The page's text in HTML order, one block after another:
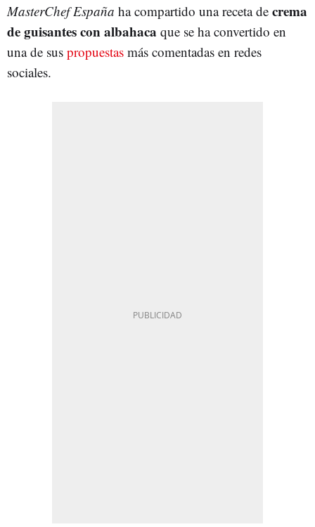
MasterChef España ha compartido una receta de crema
de guisantes con albahaca que se ha convertido en
una de sus propuestas más comentadas en redes
sociales.